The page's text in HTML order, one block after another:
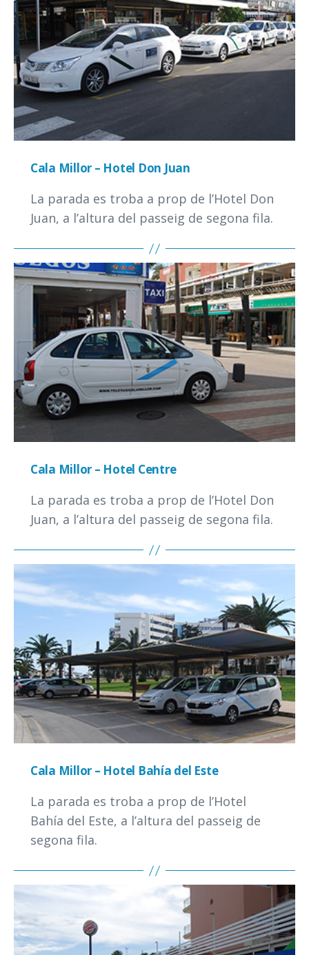
Cala Millor – Hotel Don Juan
La parada es troba a prop de l’Hotel Don
Juan, a l’altura del passeig de segona fila.
Cala Millor – Hotel Centre
La parada es troba a prop de l’Hotel Don
Juan, a l’altura del passeig de segona fila.
Cala Millor – Hotel Bahía del Este
La parada es troba a prop de l’Hotel
Bahía del Este, a l’altura del passeig de
segona fila.